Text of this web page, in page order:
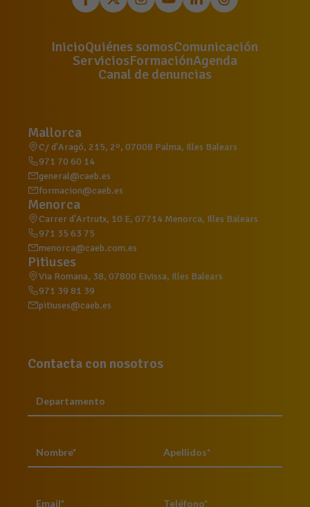
InicioQuiénes somosComunicación
ServiciosFormaciónAgenda
Canal de denuncias
Mallorca
C/ d'Aragó, 215, 2º, 07008 Palma, Illes Balears
971 70 60 14
general@caeb.es
formacion@caeb.es
Menorca
Carrer d'Artrutx, 10 E, 07714 Menorca, Illes Balears
971 35 63 75
menorca@caeb.com.es
Pitiuses
Via Romana, 38, 07800 Eivissa, Illes Balears
971 39 81 39
pitiuses@caeb.es
Contacta con nosotros